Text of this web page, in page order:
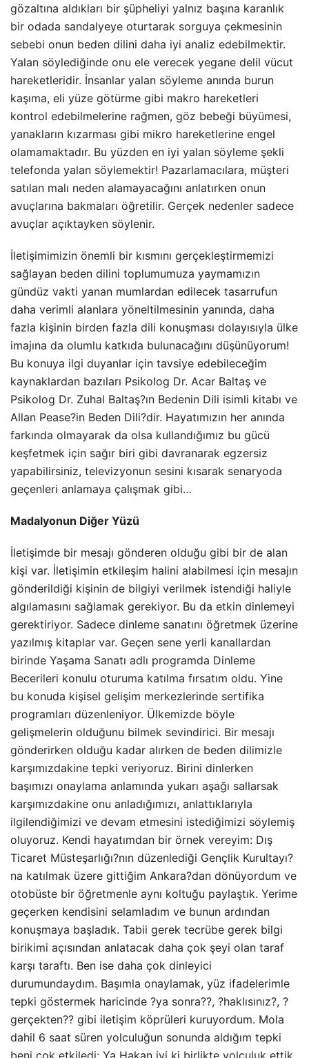
gözaltına aldıkları bir şüpheliyi yalnız başına karanlık
bir odada sandalyeye oturtarak sorguya çekmesinin
sebebi onun beden dilini daha iyi analiz edebilmektir.
Yalan söylediğinde onu ele verecek yegane delil vücut
hareketleridir. İnsanlar yalan söyleme anında burun
kaşıma, eli yüze götürme gibi makro hareketleri
kontrol edebilmelerine rağmen, göz bebeği büyümesi,
yanakların kızarması gibi mikro hareketlerine engel
olamamaktadır. Bu yüzden en iyi yalan söyleme şekli
telefonda yalan söylemektir! Pazarlamacılara, müşteri
satılan malı neden alamayacağını anlatırken onun
avuçlarına bakmaları öğretilir. Gerçek nedenler sadece
avuçlar açıktayken söylenir.
İletişimimizin önemli bir kısmını gerçekleştirmemizi
sağlayan beden dilini toplumumuza yaymamızın
gündüz vakti yanan mumlardan edilecek tasarrufun
daha verimli alanlara yöneltilmesinin yanında, daha
fazla kişinin birden fazla dili konuşması dolayısıyla ülke
imajına da olumlu katkıda bulunacağını düşünüyorum!
Bu konuya ilgi duyanlar için tavsiye edebileceğim
kaynaklardan bazıları Psikolog Dr. Acar Baltaş ve
Psikolog Dr. Zuhal Baltaş?ın Bedenin Dili isimli kitabı ve
Allan Pease?in Beden Dili?dir. Hayatımızın her anında
farkında olmayarak da olsa kullandığımız bu gücü
keşfetmek için sağır biri gibi davranarak egzersiz
yapabilirsiniz, televizyonun sesini kısarak senaryoda
geçenleri anlamaya çalışmak gibi…
Madalyonun Diğer Yüzü
İletişimde bir mesajı gönderen olduğu gibi bir de alan
kişi var. İletişimin etkileşim halini alabilmesi için mesajın
gönderildiği kişinin de bilgiyi verilmek istendiği haliyle
algılamasını sağlamak gerekiyor. Bu da etkin dinlemeyi
gerektiriyor. Sadece dinleme sanatını öğretmek üzerine
yazılmış kitaplar var. Geçen sene yerli kanallardan
birinde Yaşama Sanatı adlı programda Dinleme
Becerileri konulu oturuma katılma fırsatım oldu. Yine
bu konuda kişisel gelişim merkezlerinde sertifika
programları düzenleniyor. Ülkemizde böyle
gelişmelerin olduğunu bilmek sevindirici. Bir mesajı
gönderirken olduğu kadar alırken de beden dilimizle
karşımızdakine tepki veriyoruz. Birini dinlerken
başımızı onaylama anlamında yukarı aşağı sallarsak
karşımızdakine onu anladığımızı, anlattıklarıyla
ilgilendiğimizi ve devam etmesini istediğimizi söylemiş
oluyoruz. Kendi hayatımdan bir örnek vereyim: Dış
Ticaret Müsteşarlığı?nın düzenlediği Gençlik Kurultayı?
na katılmak üzere gittiğim Ankara?dan dönüyordum ve
otobüste bir öğretmenle aynı koltuğu paylaştık. Yerime
geçerken kendisini selamladım ve bunun ardından
konuşmaya başladık. Tabii gerek tecrübe gerek bilgi
birikimi açısından anlatacak daha çok şeyi olan taraf
karşı taraftı. Ben ise daha çok dinleyici
durumundaydım. Başımla onaylamak, yüz ifadelerimle
tepki göstermek haricinde ?ya sonra??, ?haklısınız?, ?
gerçekten?? gibi iletişim köprüleri kuruyordum. Mola
dahil 6 saat süren yolculuğun sonunda aldığım tepki
beni çok etkiledi: Ya Hakan iyi ki birlikte yolculuk ettik,